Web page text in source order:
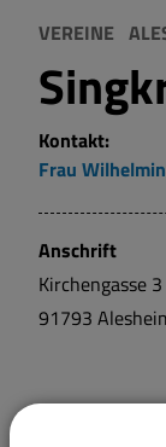
VEREINE
Kontakt:
Frau
Anschrift
Kirchengasse 3
91793